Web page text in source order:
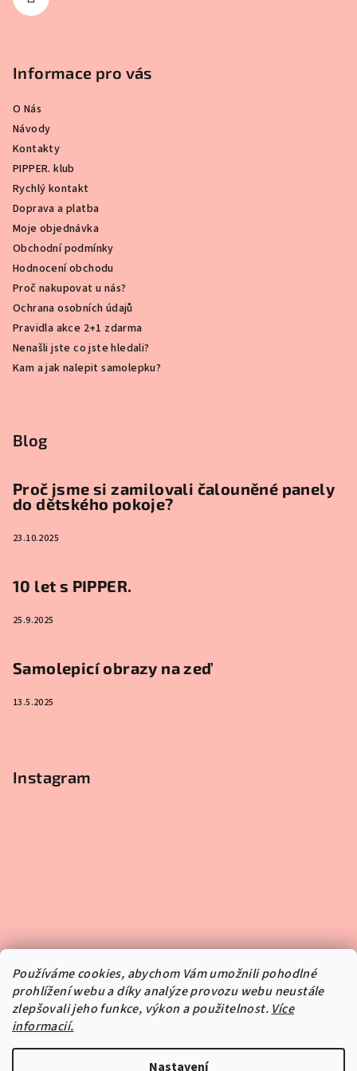
Používáme cookies, abychom Vám umožnili pohodlné
prohlížení webu a díky analýze provozu webu neustále
zlepšovali jeho funkce, výkon a použitelnost. Více
informacií.
Nastavení
Informace pro vás
O Nás
Návody
Kontakty
PIPPER. klub
Rychlý kontakt
Doprava a platba
Moje objednávka
Obchodní podmínky
Hodnocení obchodu
Proč nakupovat u nás?
Ochrana osobních údajů
Pravidla akce 2+1 zdarma
Nenašli jste co jste hledali?
Kam a jak nalepit samolepku?
Blog
Proč jsme si zamilovali čalouněné panely
do dětského pokoje?
23.10.2025
10 let s PIPPER.
25.9.2025
Samolepicí obrazy na zeď
13.5.2025
Instagram
Sledovat na Instagramu